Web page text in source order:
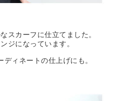
スカーフに仕立てました。
ジになっています。
ディネートの仕上げにも。